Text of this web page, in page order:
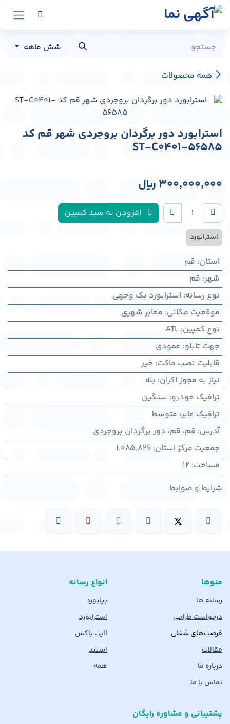
پرش به محتوا
همه محصولات
شش ماهه
استرابورد دور برگردان بروجردی شهر قم کد
ST-C0401-56585
300,000,000 ﷼
افزودن به سبد کمپین
استرابورد
استان: قم
شهر: قم
نوع رسانه: استرابورد یک وجهی
موقعیت مکانی: معابر شهری
نوع کمپین:
ATL
جهت تابلو: عمودی
قابلیت نصب ماکت: خیر
نیاز به مجوز اکران: بله
ترافیک خودرو: سنگین
ترافیک عابر: متوسط
آدرس: قم، قم، دور برگردان بروجردی
جمعیت مرکز استان:
1,085,826
مساحت:
12
شرایط و ضوابط
منوها
رسانه ها
درخواست طراحی
فرصت‌های شغلی
مقالات
درباره ما
تماس با ما
انواع رسانه
بیلبورد
استرابورد
لایت باکس
استند
همه
پشتیبانی و مشاوره رایگان